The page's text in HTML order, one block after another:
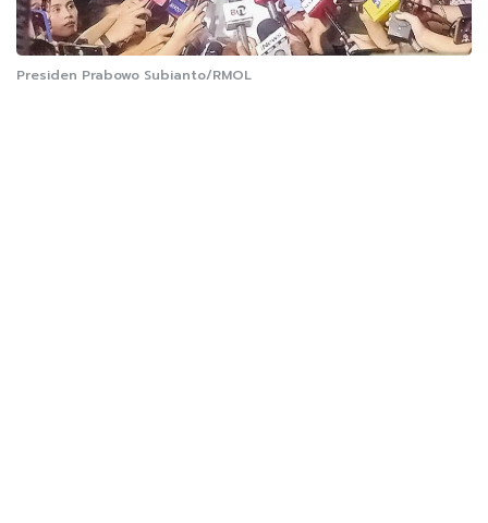
Presiden Prabowo Subianto/RMOL